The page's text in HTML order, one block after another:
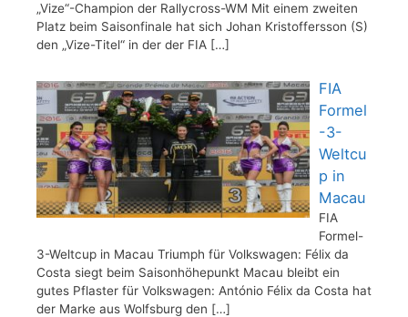
„Vize“-Champion der Rallycross-WM Mit einem zweiten
Platz beim Saisonfinale hat sich Johan Kristoffersson (S)
den „Vize-Titel“ in der der FIA […]
FIA
Formel
-3-
Weltcu
p in
Macau
FIA
Formel-
3-Weltcup in Macau Triumph für Volkswagen: Félix da
Costa siegt beim Saisonhöhepunkt Macau bleibt ein
gutes Pflaster für Volkswagen: António Félix da Costa hat
der Marke aus Wolfsburg den […]